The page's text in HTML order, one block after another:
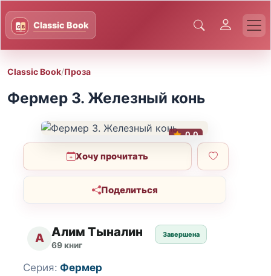
Classic Book/Проза
Фермер 3. Железный конь
0.0
Хочу прочитать
Поделиться
А Алим Тыналин
69 книг
Завершена
Серия: Фермер